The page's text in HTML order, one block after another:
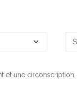
et une circonscription.